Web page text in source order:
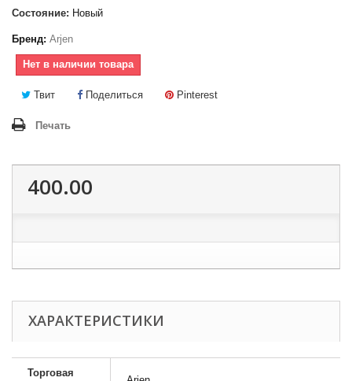
Состояние: Новый
Бренд: Arjen
Нет в наличии товара
Твит Поделиться Pinterest
Печать
400.00
ХАРАКТЕРИСТИКИ
Торговая